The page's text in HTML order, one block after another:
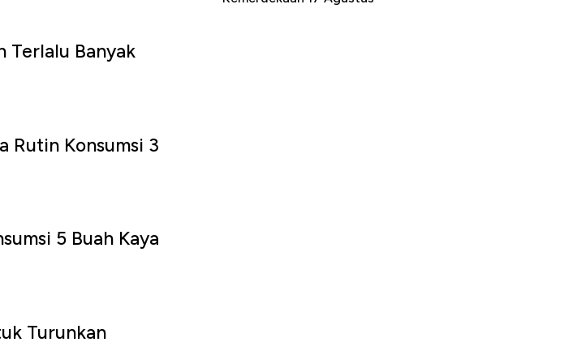
Terlalu Banyak
Rutin Konsumsi 3
5 Buah Kaya
Turunkan